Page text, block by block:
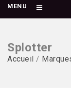
MENU
Splotter
Accueil /